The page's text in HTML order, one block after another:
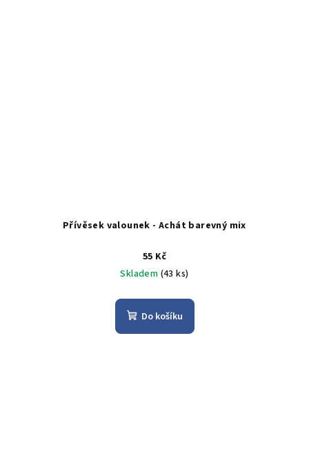
Přívěsek valounek - Achát barevný mix
55 Kč
Skladem (43 ks)
Do košíku